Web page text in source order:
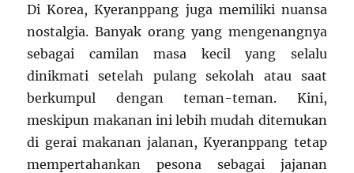
Di Korea, Kyeranppang juga memiliki nuansa
nostalgia. Banyak orang yang mengenangnya
sebagai camilan masa kecil yang selalu
dinikmati setelah pulang sekolah atau saat
berkumpul dengan teman-teman. Kini,
meskipun makanan ini lebih mudah ditemukan
di gerai makanan jalanan, Kyeranppang tetap
mempertahankan pesona sebagai jajanan